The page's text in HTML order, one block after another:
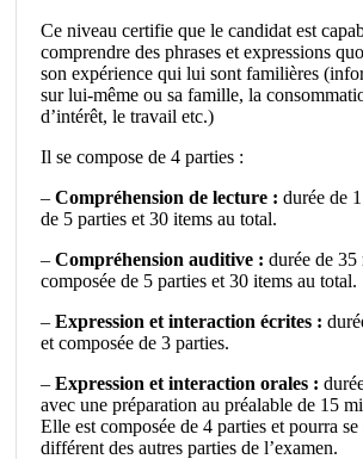
Ce niveau certifie que le candidat est
comprendre des phrases et expressions
son expérience qui lui sont familières
sur lui-même ou sa famille, la
d’intérêt, le travail etc.)
Il se compose de 4 parties :
– Compréhension de lecture : durée de
de 5 parties et 30 items au total.
– Compréhension auditive : durée de 35
composée de 5 parties et 30 items au total.
– Expression et interaction écrites :
et composée de 3 parties.
– Expression et interaction orales :
avec une préparation au préalable de 15
Elle est composée de 4 parties et pourra
différent des autres parties de l’examen.